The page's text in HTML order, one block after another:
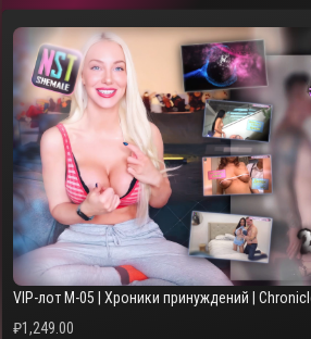
VIP-лот M-05 | Хроники принуждений |
₽1,249.00